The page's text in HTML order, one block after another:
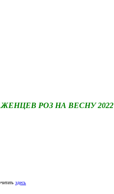
РОЗ НА ВЕСНУ 2022
здесь